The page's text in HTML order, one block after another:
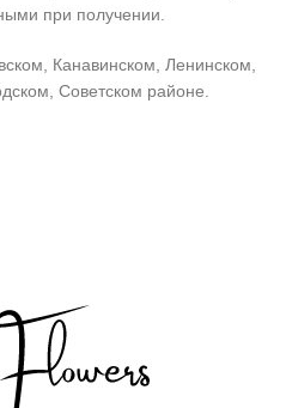
при получении.
Канавинском, Ленинском,
Советском районе.